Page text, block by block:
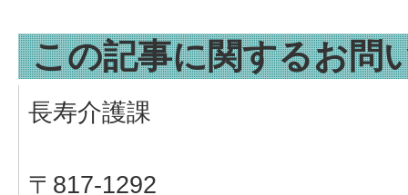
この記事に関するお問
長寿介護課
〒817-1292